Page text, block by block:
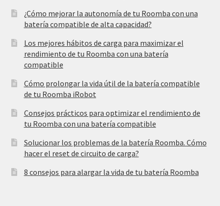
¿Cómo mejorar la autonomía de tu Roomba con una
batería compatible de alta capacidad?
Los mejores hábitos de carga para maximizar el
rendimiento de tu Roomba con una batería
compatible
Cómo prolongar la vida útil de la batería compatible
de tu Roomba iRobot
Consejos prácticos para optimizar el rendimiento de
tu Roomba con una batería compatible
Solucionar los problemas de la batería Roomba. Cómo
hacer el reset de circuito de carga?
8 consejos para alargar la vida de tu batería Roomba